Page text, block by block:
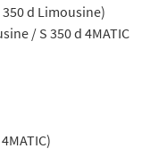
350 d Limousine)
/ S 350 d 4MATIC